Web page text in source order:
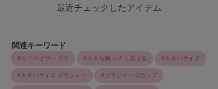
最近チェックしたアイテム
関連キーワード
ミニマイザー ブラ 大きな胸 小さく見せる 大きいサイズ
大きいサイズ ブラジャー ブラジャー Gカップ